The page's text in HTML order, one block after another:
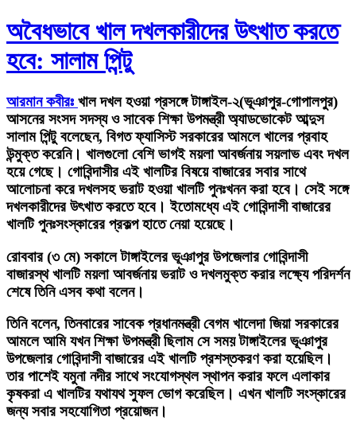
অবৈধভাবে খাল দখলকারীদের উৎখাত করতে
হবে: সালাম পিন্টু
আরমান কবীরঃ খাল দখল হওয়া প্রসঙ্গে টাঙ্গাইল-২(ভূঞাপুর-গোপালপুর)
আসনের সংসদ সদস্য ও সাবেক শিক্ষা উপমন্ত্রী অ্যাডভোকেট আব্দুস
সালাম পিন্টু বলেছেন, বিগত ফ্যাসিস্ট সরকারের আমলে খালের প্রবাহ
উন্মুক্ত করেনি। খালগুলো বেশি ভাগই ময়লা আবর্জনায় সয়লাভ এবং দখল
হয়ে গেছে। গোবিন্দাসীর এই খালটির বিষয়ে বাজারের সবার সাথে
আলোচনা করে দখলসহ ভরাট হওয়া খালটি পুনঃখনন করা হবে। সেই সঙ্গে
দখলকারীদের উৎখাত করতে হবে। ইতোমধ্যে এই গোবিন্দাসী বাজারের
খালটি পুনঃসংস্কারের প্রকল্প হাতে নেয়া হয়েছে।
রোববার (৩ মে) সকালে টাঙ্গাইলের ভূঞাপুর উপজেলার গোবিন্দাসী
বাজারস্থ খালটি ময়লা আবর্জনায় ভরাট ও দখলমুক্ত করার লক্ষ্যে পরিদর্শন
শেষে তিনি এসব কথা বলেন।
তিনি বলেন, তিনবারের সাবেক প্রধানমন্ত্রী বেগম খালেদা জিয়া সরকারের
আমলে আমি যখন শিক্ষা উপমন্ত্রী ছিলাম সে সময় টাঙ্গাইলের ভূঞাপুর
উপজেলার গোবিন্দাসী বাজারের এই খালটি প্রশস্তকরণ করা হয়েছিল।
তার পাশেই যমুনা নদীর সাথে সংযোগস্থল স্থাপন করার ফলে এলাকার
কৃষকরা এ খালটির যথাযথ সুফল ভোগ করেছিল। এখন খালটি সংস্কারের
জন্য সবার সহযোগিতা প্রয়োজন।